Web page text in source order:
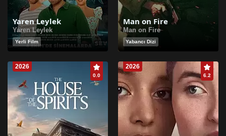
Yaren Leylek
Yaren Leylek
Yerli Film
Man on Fire
Man on Fire
Yabancı Dizi
2026
0.0
2026
6.2